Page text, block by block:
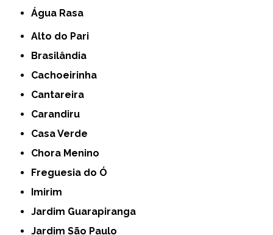
Água Rasa
Alto do Pari
Brasilândia
Cachoeirinha
Cantareira
Carandiru
Casa Verde
Chora Menino
Freguesia do Ó
Imirim
Jardim Guarapiranga
Jardim São Paulo